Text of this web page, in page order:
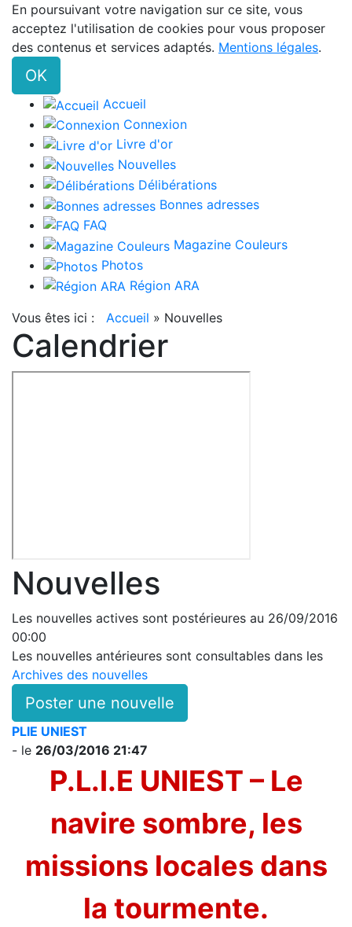
En poursuivant votre navigation sur ce site, vous
acceptez l'utilisation de cookies pour vous proposer
des contenus et services adaptés. Mentions légales.
OK
Accueil
Connexion
Livre d'or
Nouvelles
Délibérations
Bonnes adresses
FAQ
Magazine Couleurs
Photos
Région ARA
Vous êtes ici : Accueil » Nouvelles
Calendrier
Nouvelles
Les nouvelles actives sont postérieures au 26/09/2016
00:00
Les nouvelles antérieures sont consultables dans les
Archives des nouvelles
Poster une nouvelle
PLIE UNIEST
- le 26/03/2016 21:47
P.L.I.E UNIEST – Le
navire sombre, les
missions locales dans
la tourmente.